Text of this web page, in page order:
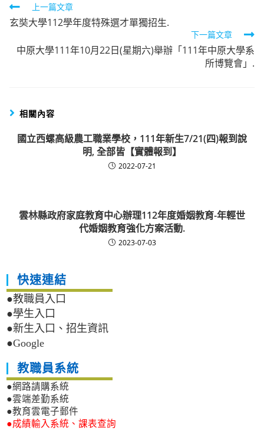
Read
more
articles
上一篇文章
玄奘大學112學年度特殊選才單獨招生.
下一篇文章
中原大學111年10月22日(星期六)舉辦「111年中原大學系
所博覽會」.
相關內容
國立西螺高級農工職業學校，111年新生7/21(四)報到說
明, 全部皆【實體報到】
2022-07-21
雲林縣政府家庭教育中心辦理112年度婚姻教育-年輕世
代婚姻教育強化方案活動.
2023-07-03
快速連結
●教職員入口
●學生入口
●新生入口、招生資訊
●Google
教職員系統
●網路請購系統
●雲端差勤系統
●教育雲電子郵件
●成績輸入系統、課表查詢